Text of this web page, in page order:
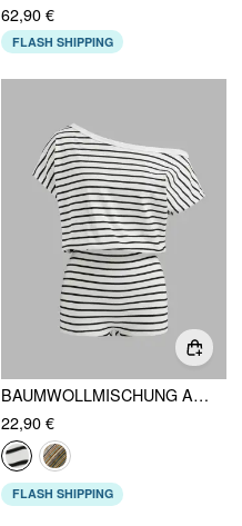
62,90 €
FLASH SHIPPING
BAUMWOLLMISCHUNG ASYMMETRISCHES KRAGENSTREIFEN MICRO-LOUNGE-ROMPER
22,90 €
FLASH SHIPPING